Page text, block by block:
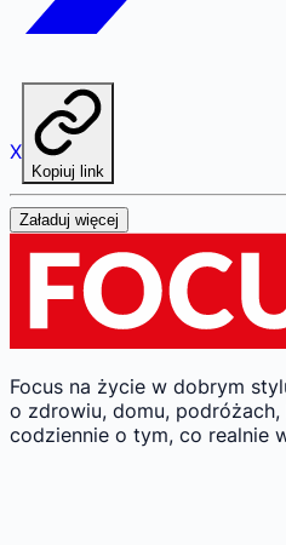
X
Kopiuj link
Załaduj więcej
Focus na życie w dobrym
o zdrowiu, domu,
codziennie o tym, co realnie